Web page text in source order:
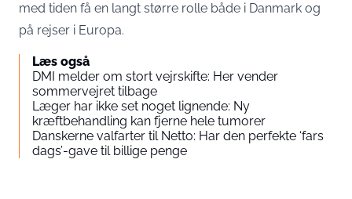
med tiden få en langt større rolle både i Danmark og
på rejser i Europa.
Læs også
DMI melder om stort vejrskifte: Her vender
sommervejret tilbage
Læger har ikke set noget lignende: Ny
kræftbehandling kan fjerne hele tumorer
Danskerne valfarter til Netto: Har den perfekte ‘fars
dags’-gave til billige penge